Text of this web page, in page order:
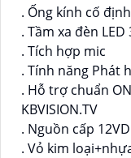
. Ống kính cố
. Tầm xa đèn LED
. Tích hợp mic
. Tính năng Phát
. Hỗ trợ chuẩn
KBVISION.TV
. Nguồn cấp
. Vỏ kim